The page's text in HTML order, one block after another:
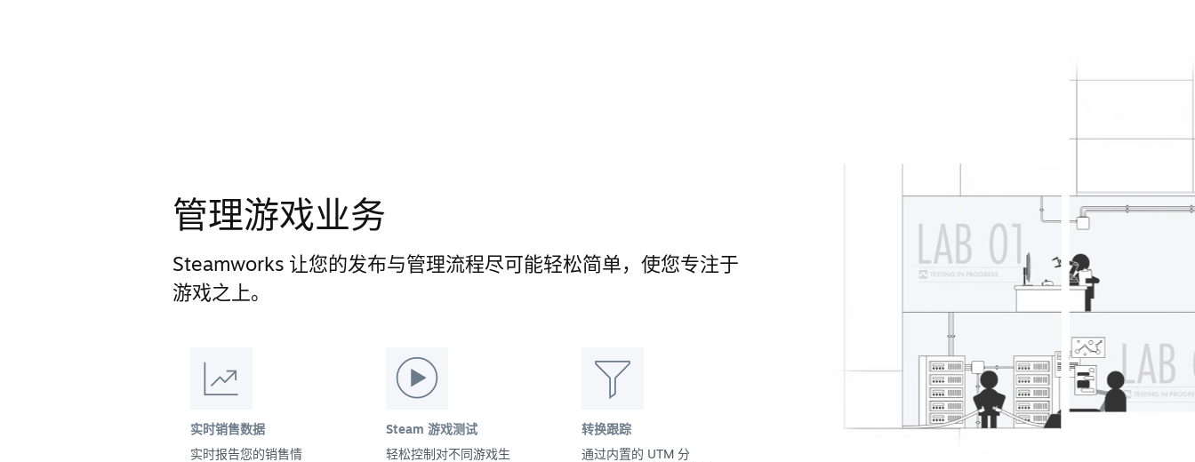
管理游戏业务
Steamworks 让您的发布与管理流程尽可能轻松简单，使您专注于
游戏之上。
实时销售数据
实时报告您的销售情
Steam 游戏测试
轻松控制对不同游戏生
转换跟踪
通过内置的 UTM 分